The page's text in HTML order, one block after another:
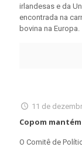
irlandesas e da
encontrada na
bovina na Europa.
11 de
Copom
O Comitê de